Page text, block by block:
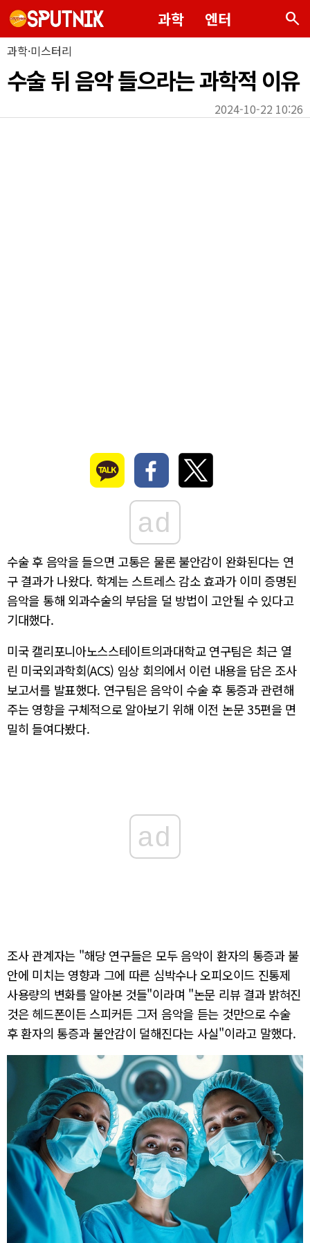
과학 엔터 search
과학·미스터리
수술 뒤 음악 들으라는 과학적 이유
2024-10-22 10:26
ad
수술 후 음악을 들으면 고통은 물론 불안감이 완화된다는 연
구 결과가 나왔다. 학계는 스트레스 감소 효과가 이미 증명된
음악을 통해 외과수술의 부담을 덜 방법이 고안될 수 있다고
기대했다.
미국 캘리포니아노스스테이트의과대학교 연구팀은 최근 열
린 미국외과학회(ACS) 임상 회의에서 이런 내용을 담은 조사
보고서를 발표했다. 연구팀은 음악이 수술 후 통증과 관련해
주는 영향을 구체적으로 알아보기 위해 이전 논문 35편을 면
밀히 들여다봤다.
ad
조사 관계자는 "해당 연구들은 모두 음악이 환자의 통증과 불
안에 미치는 영향과 그에 따른 심박수나 오피오이드 진통제
사용량의 변화를 알아본 것들"이라며 "논문 리뷰 결과 밝혀진
것은 헤드폰이든 스피커든 그저 음악을 듣는 것만으로 수술
후 환자의 통증과 불안감이 덜해진다는 사실"이라고 말했다.